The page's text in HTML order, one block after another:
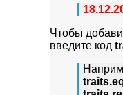
Чтобы
введите код